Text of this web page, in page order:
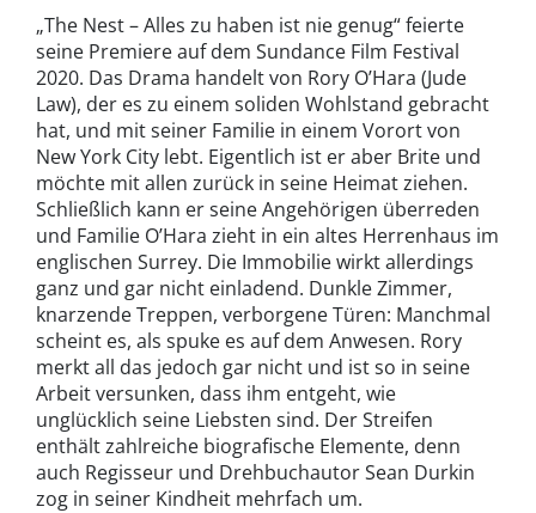
„The Nest – Alles zu haben ist nie genug“ feierte
seine Premiere auf dem Sundance Film Festival
2020. Das Drama handelt von Rory O’Hara (Jude
Law), der es zu einem soliden Wohlstand gebracht
hat, und mit seiner Familie in einem Vorort von
New York City lebt. Eigentlich ist er aber Brite und
möchte mit allen zurück in seine Heimat ziehen.
Schließlich kann er seine Angehörigen überreden
und Familie O’Hara zieht in ein altes Herrenhaus im
englischen Surrey. Die Immobilie wirkt allerdings
ganz und gar nicht einladend. Dunkle Zimmer,
knarzende Treppen, verborgene Türen: Manchmal
scheint es, als spuke es auf dem Anwesen. Rory
merkt all das jedoch gar nicht und ist so in seine
Arbeit versunken, dass ihm entgeht, wie
unglücklich seine Liebsten sind. Der Streifen
enthält zahlreiche biografische Elemente, denn
auch Regisseur und Drehbuchautor Sean Durkin
zog in seiner Kindheit mehrfach um.